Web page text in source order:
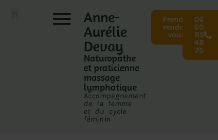
Anne-
Aurélie
Devay
Naturopathe
et praticienne
massage
lymphatique
Accompagnement
de la femme
et du cycle
féminin
Prendre
rendez-
vous
06
60
85
48
75